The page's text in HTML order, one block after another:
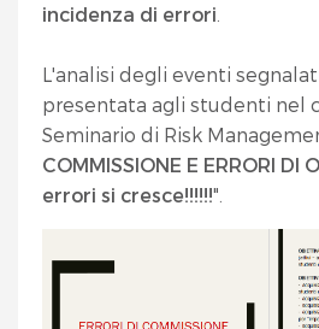
incidenza di errori
L'analisi degli eventi
presentata agli studenti nel
Seminario di Risk
COMMISSIONE E ERRORI DI
errori si cresce!!!!!!".